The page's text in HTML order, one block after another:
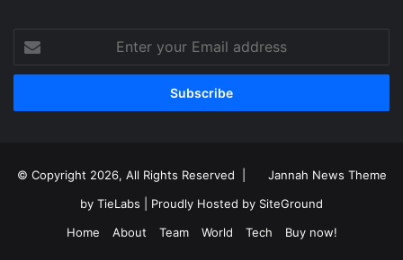
your
Email
© Copyright 2026, All Rights Reserved |
Jannah News Theme
by TieLabs | Proudly Hosted by SiteGround
Home
About Team World Tech Buy now!